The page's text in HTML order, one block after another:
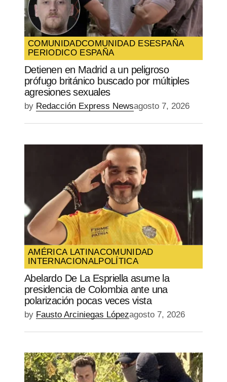
COMUNIDADCOMUNIDAD ESESPAÑA
PERIODICO ESPAÑA
Detienen en Madrid a un peligroso
prófugo británico buscado por múltiples
agresiones sexuales
by Redacción Express Newsagosto 7, 2026
AMÉRICA LATINACOMUNIDAD
INTERNACIONALPOLÍTICA
Abelardo De La Espriella asume la
presidencia de Colombia ante una
polarización pocas veces vista
by Fausto Arciniegas Lópezagosto 7, 2026